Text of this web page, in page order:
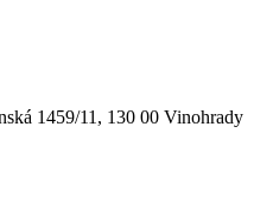
1459/11, 130 00 Vinohrady